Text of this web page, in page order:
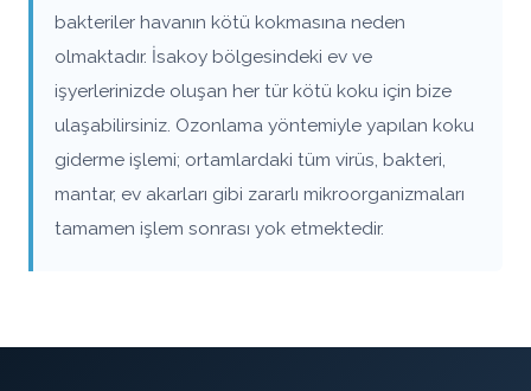
bakteriler havanın kötü kokmasına neden
olmaktadır. İsakoy bölgesindeki ev ve
işyerlerinizde oluşan her tür kötü koku için bize
ulaşabilirsiniz. Ozonlama yöntemiyle yapılan koku
giderme işlemi; ortamlardaki tüm virüs, bakteri,
mantar, ev akarları gibi zararlı mikroorganizmaları
tamamen işlem sonrası yok etmektedir.